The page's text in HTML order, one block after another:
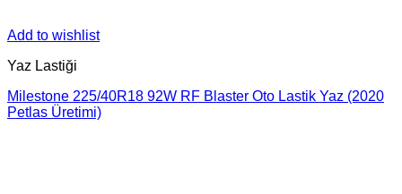
Add to wishlist
Yaz Lastiği
Milestone 225/40R18 92W RF Blaster Oto Lastik Yaz (2020
Petlas Üretimi)